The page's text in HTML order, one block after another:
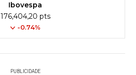
Ibovespa
176,404,20 pts
-0.74%
PUBLICIDADE